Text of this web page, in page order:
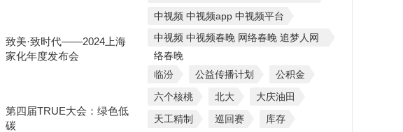
致美·致时代——2024上海
家化年度发布会
第四届TRUE大会：绿色低
碳
中视频 中视频app 中视频平台
中视频 中视频春晚 网络春晚 追梦人网
络春晚
临汾
公益传播计划
公积金
六个核桃
北大
大庆油田
天工精制
巡回赛
库存